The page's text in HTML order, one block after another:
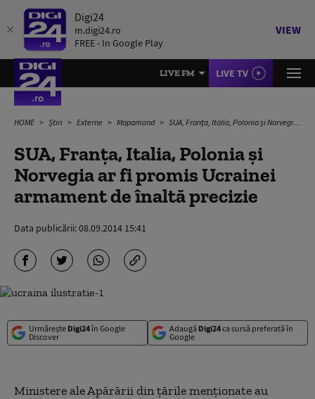
Digi24
m.digi24.ro
FREE - In Google Play
VIEW
LIVE FM LIVE TV
HOME Știri Externe Mapamond SUA, Franţa, Italia, Polonia şi Norvegia ar fi promis Ucrainei armament de înaltă precizie
SUA, Franţa, Italia, Polonia şi
Norvegia ar fi promis Ucrainei
armament de înaltă precizie
Data publicării:08.09.2014 15:41
Urmărește Digi24în Google
Discover
Adaugă Digi24ca sursă preferată în
Google
Ministere ale Apărării din ţările menţionate au